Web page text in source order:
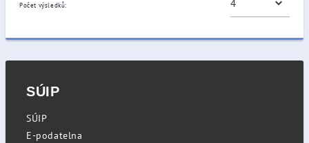
Počet výsledků:
SÚIP
SÚIP
E-podatelna